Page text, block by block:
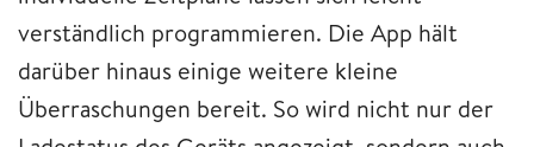
verständlich programmieren. Die App hält
darüber hinaus einige weitere kleine
Überraschungen bereit. So wird nicht nur der